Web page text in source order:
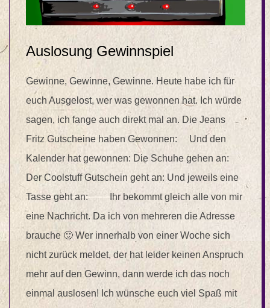
Auslosung Gewinnspiel
Gewinne, Gewinne, Gewinne. Heute habe ich für
euch Ausgelost, wer was gewonnen hat. Ich würde
sagen, ich fange auch direkt mal an. Die Jeans
Fritz Gutscheine haben Gewonnen: Und den
Kalender hat gewonnen: Die Schuhe gehen an:
Der Coolstuff Gutschein geht an: Und jeweils eine
Tasse geht an: Ihr bekommt gleich alle von mir
eine Nachricht. Da ich von mehreren die Adresse
brauche 🙂 Wer innerhalb von einer Woche sich
nicht zurück meldet, der hat leider keinen Anspruch
mehr auf den Gewinn, dann werde ich das noch
einmal auslosen! Ich wünsche euch viel Spaß mit